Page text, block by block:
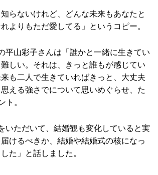
らないけれど、どんな未来もあなたと
よりもただ愛してる」というコピー。
平山彩子さんは「誰かと一緒に生きてい
しい。それは、きっと誰もが感じてい
も二人で生きていればきっと、大丈夫
える強さでについて思いめぐらせ、た
ト。
いただいて、結婚観も変化していると実
けるべきか、結婚や結婚式の核になっ
た」と話しました。